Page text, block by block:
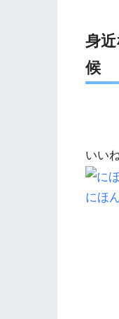
身
候
いい
にほ